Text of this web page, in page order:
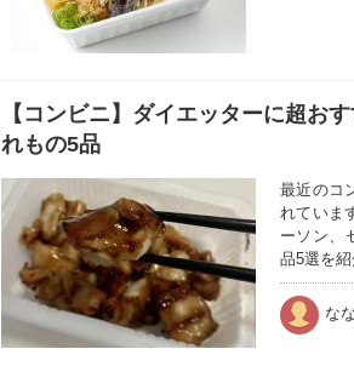
【コンビニ】ダイエッターに超お
れもの5品
最近のコ
れていま
ーソン、
品5選を
なな